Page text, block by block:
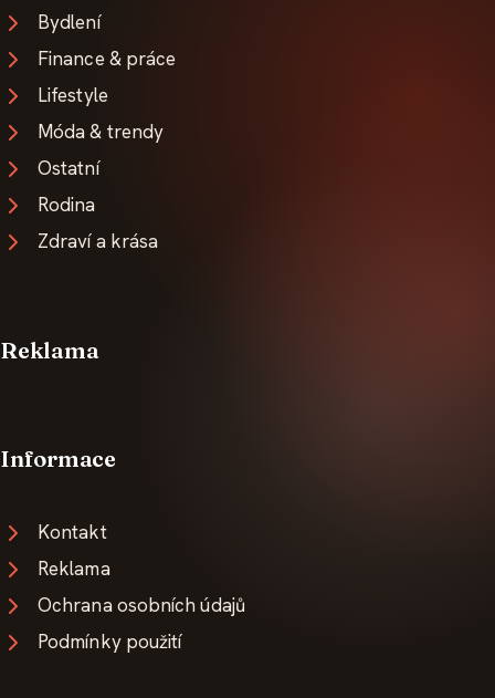
Bydlení
Finance & práce
Lifestyle
Móda & trendy
Ostatní
Rodina
Zdraví a krása
Reklama
Informace
Kontakt
Reklama
Ochrana osobních údajů
Podmínky použití